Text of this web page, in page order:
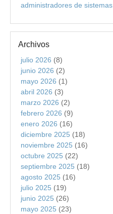
administradores de sistemas.
Archivos
julio 2026 (8)
junio 2026 (2)
mayo 2026 (1)
abril 2026 (3)
marzo 2026 (2)
febrero 2026 (9)
enero 2026 (16)
diciembre 2025 (18)
noviembre 2025 (16)
octubre 2025 (22)
septiembre 2025 (18)
agosto 2025 (16)
julio 2025 (19)
junio 2025 (26)
mayo 2025 (23)